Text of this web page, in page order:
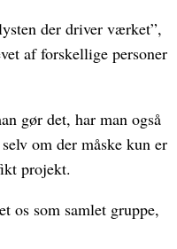
der driver værket”,
af forskellige personer
gør det, har man også
om der måske kun er
projekt.
os som samlet gruppe,